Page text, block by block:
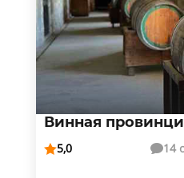
Винная
5,0 14